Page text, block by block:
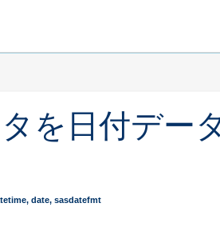
を日付デー
date, sasdatefmt